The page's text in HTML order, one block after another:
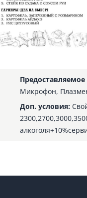
Микрофон,
Доп. условия: